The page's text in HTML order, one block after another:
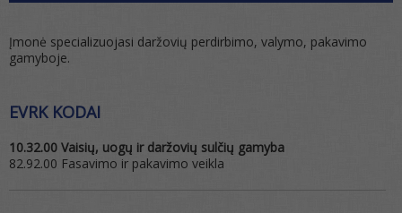
Įmonė specializuojasi daržovių perdirbimo, valymo, pakavimo
gamyboje.
EVRK KODAI
10.32.00 Vaisių, uogų ir daržovių sulčių gamyba
82.92.00 Fasavimo ir pakavimo veikla